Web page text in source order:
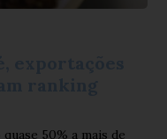
50% a mais de